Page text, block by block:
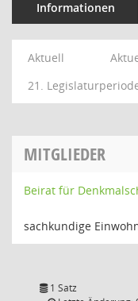
Informationen
Aktuell
21.
MITGLIEDER
Beirat für
sachkundige
1 Satz